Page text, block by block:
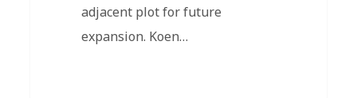
adjacent plot for future
expansion. Koen…